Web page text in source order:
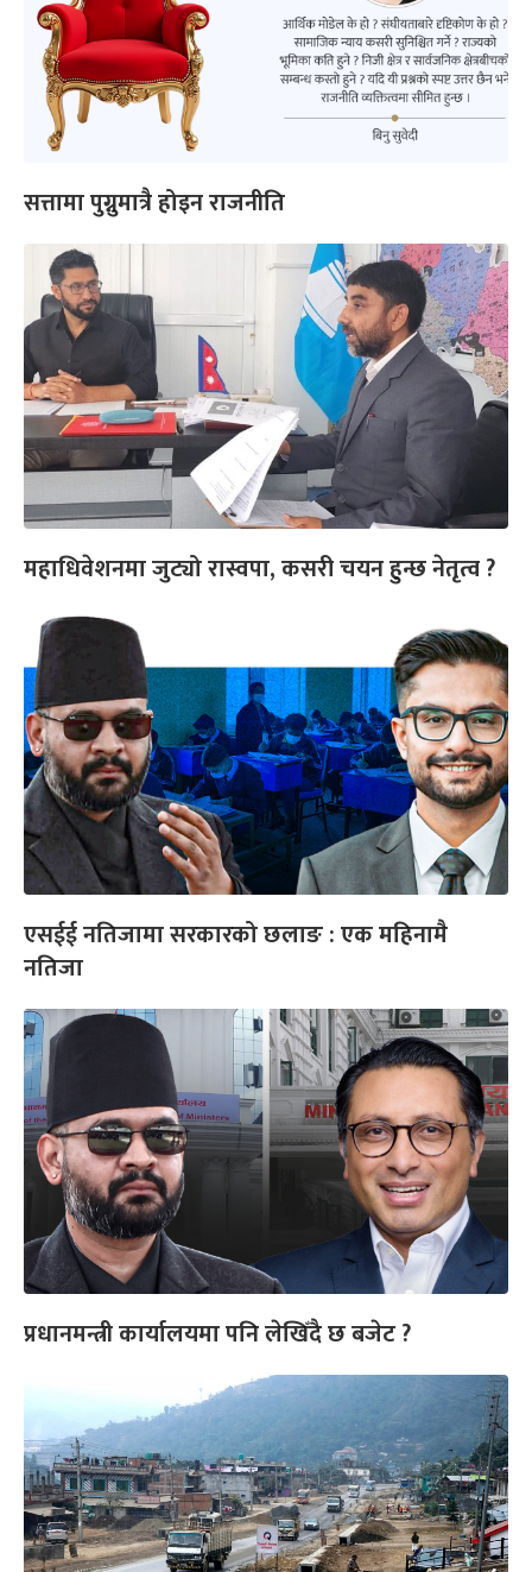
सत्तामा पुग्नुमात्रै होइन राजनीति
महाधिवेशनमा जुट्यो रास्वपा, कसरी चयन हुन्छ नेतृत्व ?
एसईई नतिजामा सरकारको छलाङ : एक महिनामै
नतिजा
प्रधानमन्त्री कार्यालयमा पनि लेखिँदै छ बजेट ?